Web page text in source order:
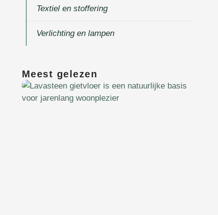
Textiel en stoffering
Verlichting en lampen
Meest gelezen